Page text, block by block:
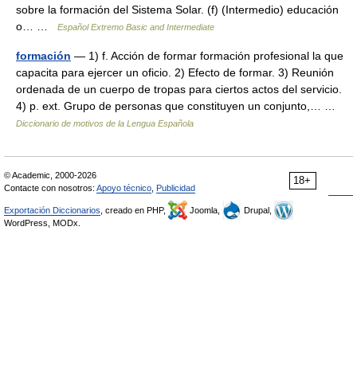
sobre la formación del Sistema Solar. (f) (Intermedio) educación
o… …
Español Extremo Basic and Intermediate
formación — 1) f. Acción de formar formación profesional la que
capacita para ejercer un oficio. 2) Efecto de formar. 3) Reunión
ordenada de un cuerpo de tropas para ciertos actos del servicio.
4) p. ext. Grupo de personas que constituyen un conjunto,… …
Diccionario de motivos de la Lengua Española
18+
© Academic, 2000-2026
Contacte con nosotros: Apoyo técnico Publicidad
Exportación Diccionarios , creado en PHP, Joomla,
Drupal,
WordPress, MODx.